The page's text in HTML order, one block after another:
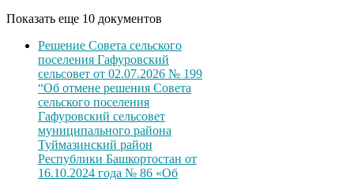
Показать еще 10 документов
Решение Совета сельского
поселения Гафуровский
сельсовет от 02.07.2026 № 199
“Об отмене решения Совета
сельского поселения
Гафуровский сельсовет
муниципального района
Туймазинский район
Республики Башкортостан от
16.10.2024 года № 86 «Об